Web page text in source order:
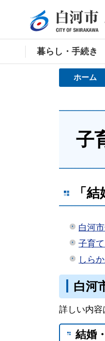
暮らし・手続き
ホーム
子
「
白河
子育
しら
白河
詳しい内容
結婚